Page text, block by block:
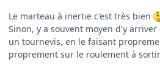
Le marteau à inertie c'est très bien
Sinon, y a souvent moyen d'y arriver
un tournevis, en le faisant
proprement sur le roulement à